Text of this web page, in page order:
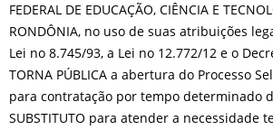
FEDERAL DE EDUCAÇÃO, CIÊNCIA E
RONDÔNIA, no uso de suas atribuições
Lei no 8.745/93, a Lei no 12.772/12 e o
TORNA PÚBLICA a abertura do Processo
para contratação por tempo determinado
SUBSTITUTO para atender a necessidade